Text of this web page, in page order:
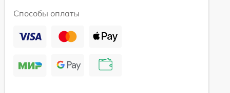
Способы оплаты